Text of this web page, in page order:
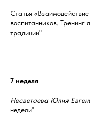
Статья
воспитанников. Тренинг
традиции"
7 неделя
Несветаева Юлия
недели"